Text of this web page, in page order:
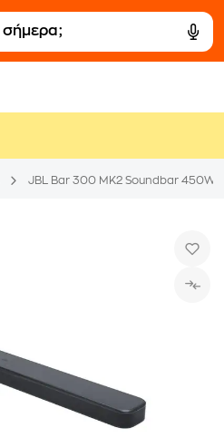
JBL Bar 300 MK2 Soundbar 450W